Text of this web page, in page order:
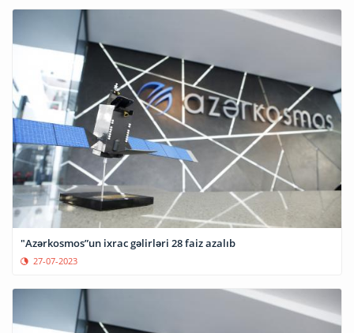
"Azərkosmos”un ixrac gəlirləri 28 faiz azalıb
27-07-2023